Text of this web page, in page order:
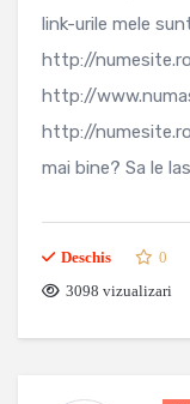
link-urile mele
http://
http://
http://
mai bine? Sa le
Deschis 0
3098 vizualizari